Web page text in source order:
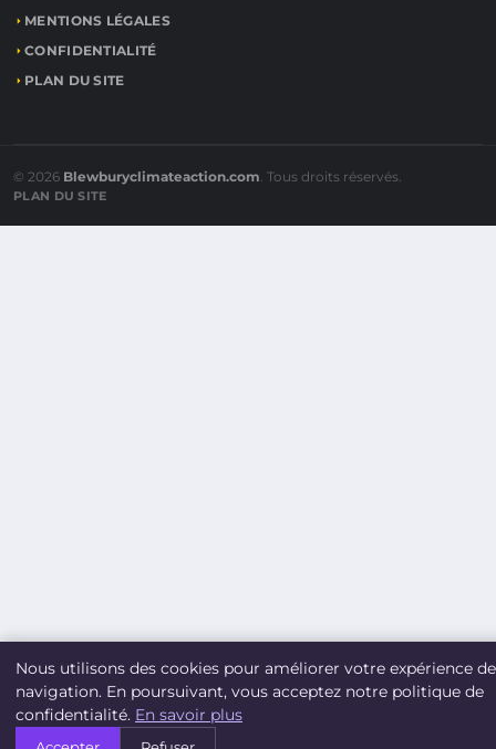
MENTIONS LÉGALES
CONFIDENTIALITÉ
PLAN DU SITE
© 2026 Blewburyclimateaction.com. Tous droits réservés.
PLAN DU SITE
Nous utilisons des cookies pour améliorer votre expérience de
navigation. En poursuivant, vous acceptez notre politique de
confidentialité. En savoir plus